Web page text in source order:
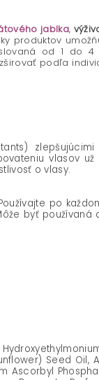
jablka,
produktov
od 1
podľa
vlasov
o vlasy.
po
byť
Seed